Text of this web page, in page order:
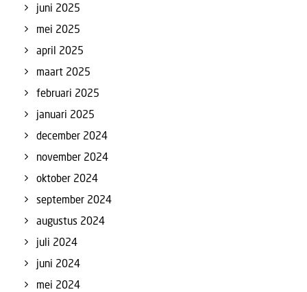
juni 2025
mei 2025
april 2025
maart 2025
februari 2025
januari 2025
december 2024
november 2024
oktober 2024
september 2024
augustus 2024
juli 2024
juni 2024
mei 2024